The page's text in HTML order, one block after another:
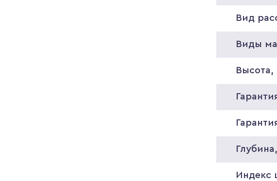
Вид
Виды
Индекс